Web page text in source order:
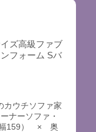
ズ高級ファブ
フォーム Sバ
カウチソファ家
ナーソファ・
幅159） × 奥